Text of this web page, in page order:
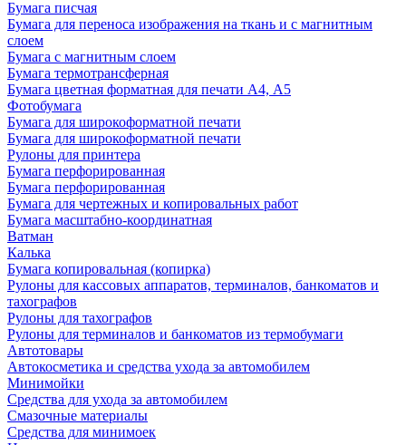
Бумага писчая
Бумага для переноса изображения на ткань и с магнитным
слоем
Бумага с магнитным слоем
Бумага термотрансферная
Бумага цветная форматная для печати А4, А5
Фотобумага
Бумага для широкоформатной печати
Бумага для широкоформатной печати
Рулоны для принтера
Бумага перфорированная
Бумага перфорированная
Бумага для чертежных и копировальных работ
Бумага масштабно-координатная
Ватман
Калька
Бумага копировальная (копирка)
Рулоны для кассовых аппаратов, терминалов, банкоматов и
тахографов
Рулоны для тахографов
Рулоны для терминалов и банкоматов из термобумаги
Автотовары
Автокосметика и средства ухода за автомобилем
Минимойки
Средства для ухода за автомобилем
Смазочные материалы
Средства для минимоек